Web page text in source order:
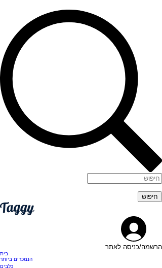
הרשמה/כניסה לאתר
בית
הנמכרים ביותר
כלבים